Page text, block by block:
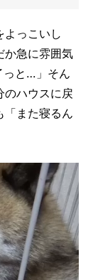
よっこいし
か急に雰囲気
っと…」そん
のハウスに戻
「また寝るん